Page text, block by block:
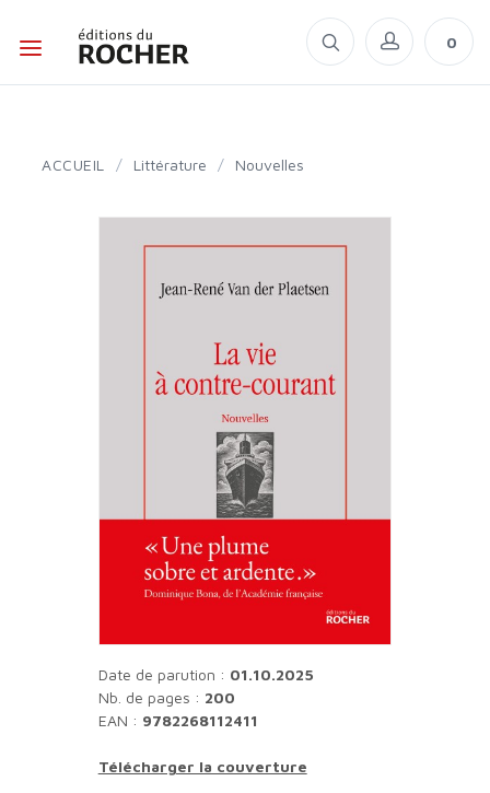
0
ACCUEIL / Littérature / Nouvelles
Date de parution : 01.10.2025
Nb. de pages : 200
EAN : 9782268112411
Télécharger la couverture